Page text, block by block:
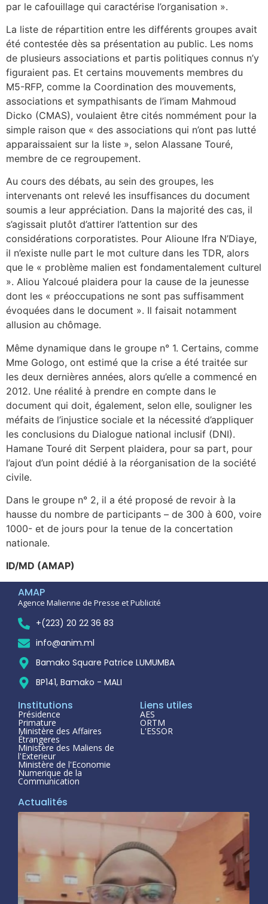
par le cafouillage qui caractérise l’organisation ».
La liste de répartition entre les différents groupes avait
été contestée dès sa présentation au public. Les noms
de plusieurs associations et partis politiques connus n’y
figuraient pas. Et certains mouvements membres du
M5-RFP, comme la Coordination des mouvements,
associations et sympathisants de l’imam Mahmoud
Dicko (CMAS), voulaient être cités nommément pour la
simple raison que « des associations qui n’ont pas lutté
apparaissaient sur la liste », selon Alassane Touré,
membre de ce regroupement.
Au cours des débats, au sein des groupes, les
intervenants ont relevé les insuffisances du document
soumis a leur appréciation. Dans la majorité des cas, il
s’agissait plutôt d’attirer l’attention sur des
considérations corporatistes. Pour Alioune Ifra N’Diaye,
il n’existe nulle part le mot culture dans les TDR, alors
que le « problème malien est fondamentalement culturel
». Aliou Yalcoué plaidera pour la cause de la jeunesse
dont les « préoccupations ne sont pas suffisamment
évoquées dans le document ». Il faisait notamment
allusion au chômage.
Même dynamique dans le groupe n° 1. Certains, comme
Mme Gologo, ont estimé que la crise a été traitée sur
les deux dernières années, alors qu’elle a commencé en
2012. Une réalité à prendre en compte dans le
document qui doit, également, selon elle, souligner les
méfaits de l’injustice sociale et la nécessité d’appliquer
les conclusions du Dialogue national inclusif (DNI).
Hamane Touré dit Serpent plaidera, pour sa part, pour
l’ajout d’un point dédié à la réorganisation de la société
civile.
Dans le groupe n° 2, il a été proposé de revoir à la
hausse du nombre de participants – de 300 à 600, voire
1000- et de jours pour la tenue de la concertation
nationale.
ID/MD (AMAP)
AMAP
Agence Malienne de Presse et Publicité
+(223) 20 22 36 83
info@anim.ml
Bamako Square Patrice LUMUMBA
BP141, Bamako - MALI
Institutions
Présidence
Primature
Ministère des Affaires
Étrangeres
Ministère des Maliens de
l'Exterieur
Ministère de l'Economie
Numerique de la
Communication
Liens utiles
AES
ORTM
L'ESSOR
Actualités